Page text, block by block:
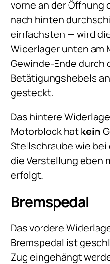
vorne an der Öffnung
nach hinten
einfachsten — wird
Widerlager unten am
Gewinde-Ende durch
Betätigungshebels
gesteckt.
Das hintere
Motorblock hatkein
Stellschraube wie bei
die Verstellung eben
erfolgt.
Bremspedal
Das vordere
Bremspedal ist
Zug eingehängt